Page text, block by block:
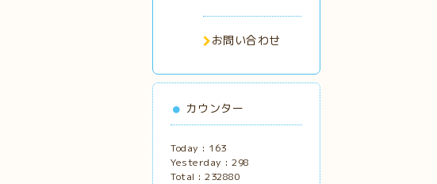
お問い合わせ
カウンター
Today : 163
Yesterday : 298
Total : 232880